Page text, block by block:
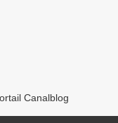
Canalblog